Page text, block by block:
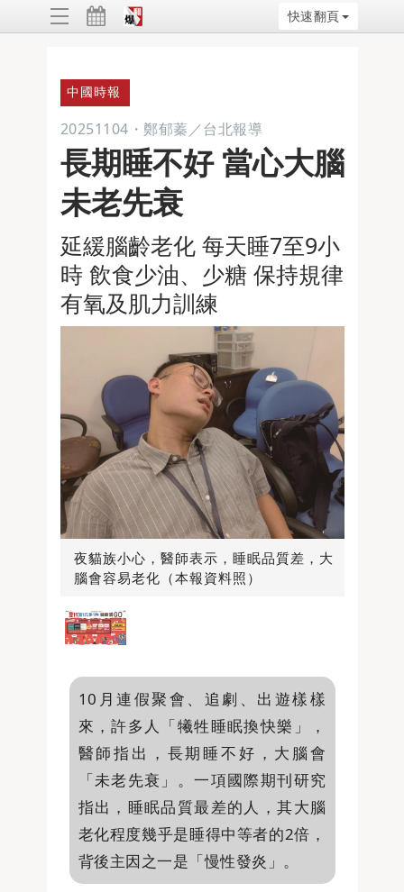
快速翻頁
中國時報
20251104 ・ 鄭郁蓁／台北報導
長期睡不好 當心大腦
未老先衰
延緩腦齡老化 每天睡7至9小
時 飲食少油、少糖 保持規律
有氧及肌力訓練
夜貓族小心，醫師表示，睡眠品質差，大
腦會容易老化（本報資料照）
10月連假聚會、追劇、出遊樣樣
來，許多人「犧牲睡眠換快樂」，
醫師指出，長期睡不好，大腦會
「未老先衰」。一項國際期刊研究
指出，睡眠品質最差的人，其大腦
老化程度幾乎是睡得中等者的2倍，
背後主因之一是「慢性發炎」。